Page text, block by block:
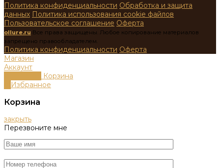
Политика конфиденциальности Обработка и защита
данных Политика использования cookie файлов
Пользовательское соглашение Оферта
ollure.ru Все права защищены. Любое копирование материалов
запрещено правообладателем.
Политика конфиденциальности Оферта
Магазин
Аккаунт
Корзина
Избранное
Корзина
закрыть
Перезвоните мне